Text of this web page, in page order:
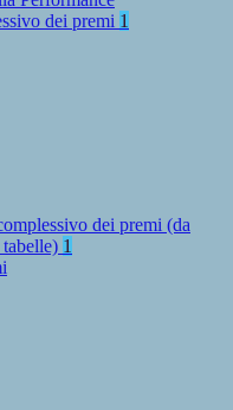
dei premi 1
dei premi (da
1